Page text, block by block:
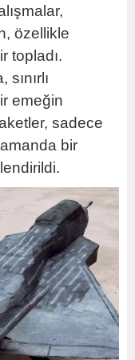
özellikle
topladı.
emeğin
sadece
bir